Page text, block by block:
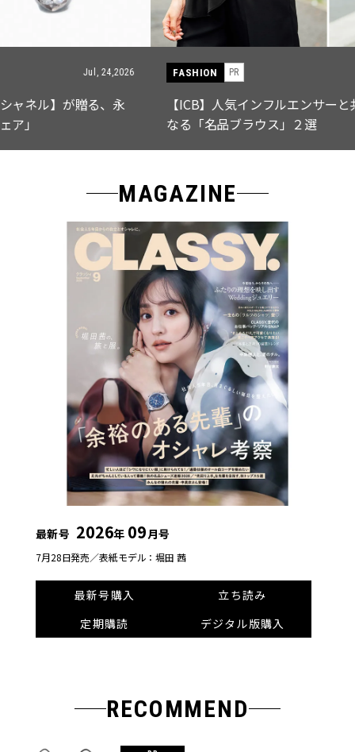
PR
【ICB】人気インフルエンサーと共同制作! 週5で着たく
なる「名品ブラウス」２選
MAGAZINE
最新号 2026年 09月号
7月28日発売／表紙モデル：堀田 茜
最新号購入
立ち読み
定期購読
デジタル版購入
RECOMMEND